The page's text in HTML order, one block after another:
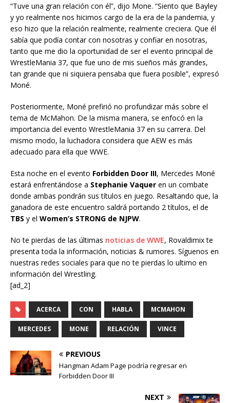
“Tuve una gran relación con él”, dijo Mone. “Siento que Bayley
y yo realmente nos hicimos cargo de la era de la pandemia, y
eso hizo que la relación realmente, realmente creciera. Que él
sabía que podía contar con nosotras y confiar en nosotras,
tanto que me dio la oportunidad de ser el evento principal de
WrestleMania 37, que fue uno de mis sueños más grandes,
tan grande que ni siquiera pensaba que fuera posible”, expresó
Moné.
Posteriormente, Moné prefirió no profundizar más sobre el
tema de McMahon. De la misma manera, se enfocó en la
importancia del evento WrestleMania 37 en su carrera. Del
mismo modo, la luchadora considera que AEW es más
adecuado para ella que WWE.
Esta noche en el evento Forbidden Door III, Mercedes Moné
estará enfrentándose a Stephanie Vaquer en un combate
donde ambas pondrán sus títulos en juego. Resaltando que, la
ganadora de este encuentro saldrá portando 2 títulos, el de
TBS y el Women’s STRONG de NJPW.
No te pierdas de las últimas noticias de WWE, Rovaldimix te
presenta toda la información, noticias & rumores. Síguenos en
nuestras redes sociales para que no te pierdas lo ultimo en
información del Wrestling.
[ad_2]
ACERCA CON HABLA MCMAHON
MERCEDES MONE RELACIÓN VINCE
PREVIOUS
Hangman Adam Page podría regresar en
Forbidden Door III
NEXT